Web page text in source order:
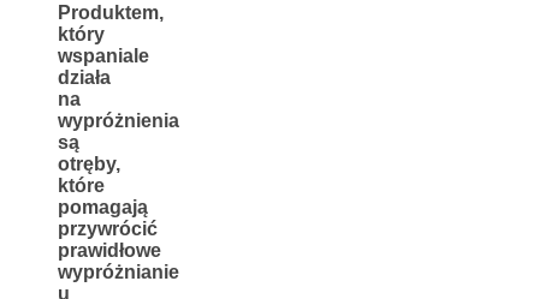
Produktem,
który
wspaniale
działa
na
wypróżnienia
są
otręby,
które
pomagają
przywrócić
prawidłowe
wypróżnianie
u